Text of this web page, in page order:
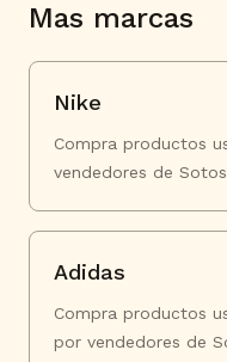
Mas marcas
Nike
Compra productos
vendedores de
Adidas
Compra productos
por vendedores de